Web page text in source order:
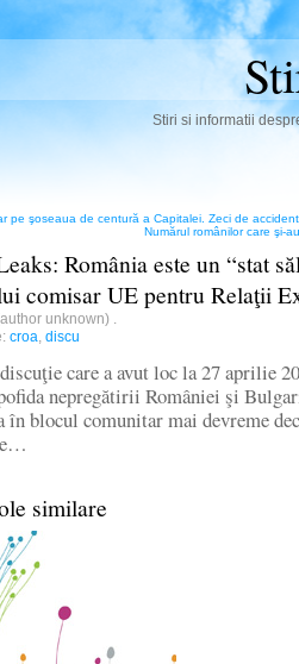
Stiri si informatii
pe şoseaua de centură a Capitalei. Zeci de
Numărul românilor care şi-
România este un “stat
comisar UE pentru Relaţii
unknown)
croa discu
care a avut loc la 27 aprilie
nepregătirii României şi
în blocul comunitar mai devreme
similare